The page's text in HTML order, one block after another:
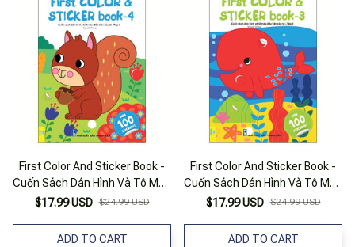
First Color And Sticker Book -
Cuốn Sách Dán Hình Và Tô Màu
Đầu Tiên Của Tớ - Tập 4
$17.99 USD $24.99 USD
ADD TO CART
First Color And Sticker Book -
Cuốn Sách Dán Hình Và Tô Màu
Đầu Tiên Của Tớ - Tập 3
$17.99 USD $24.99 USD
ADD TO CART